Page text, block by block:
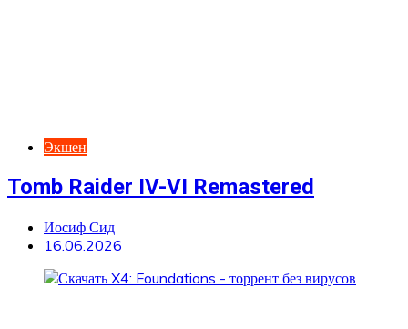
Экшен
Tomb Raider IV-VI Remastered
Иосиф Сид
16.06.2026